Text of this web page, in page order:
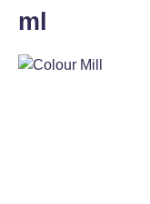
ml